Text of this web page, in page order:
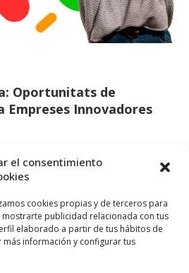
el consentimiento
cookies propias y de terceros para
mostrarte publicidad relacionada con tus
elaborado a partir de tus hábitos de
más información y configurar tus
Oportunitats de
Empreses Innovadores
Hora: 09:30 h – 11:00 h Lloc: Espai